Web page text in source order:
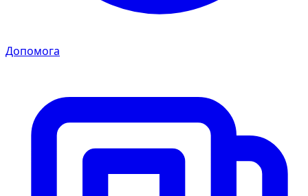
Допомога